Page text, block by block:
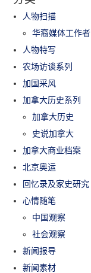
人物扫描
华裔媒体工作者
人物特写
农场访谈系列
加国采风
加拿大历史系列
加拿大历史
史说加拿大
加拿大商业档案
北京奥运
回忆录及家史研究
心情随笔
中国观察
社会观察
新闻报导
新闻素材